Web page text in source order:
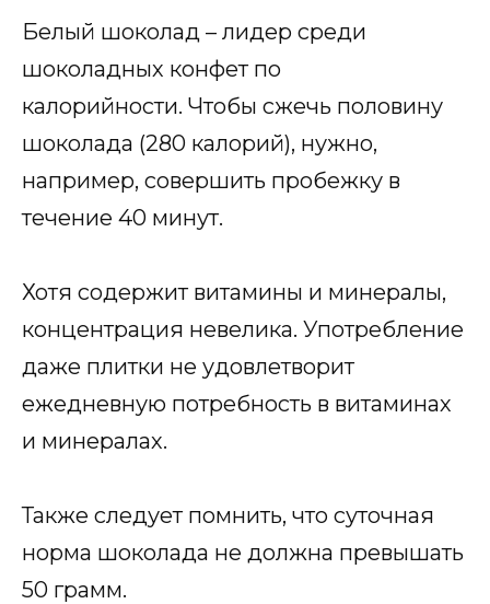
Белый шоколад – лидер среди
шоколадных конфет по
калорийности. Чтобы сжечь половину
шоколада (280 калорий), нужно,
например, совершить пробежку в
течение 40 минут.
Хотя содержит витамины и минералы,
концентрация невелика. Употребление
даже плитки не удовлетворит
ежедневную потребность в витаминах
и минералах.
Также следует помнить, что суточная
норма шоколада не должна превышать
50 грамм.